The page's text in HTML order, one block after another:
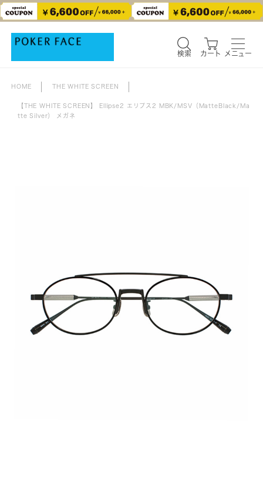
検索 カート メニュー
HOME THE WHITE SCREEN
【THE WHITE SCREEN】 Ellipse2 エリプス2 MBK/MSV（MatteBlack/Ma
tte Silver） メガネ